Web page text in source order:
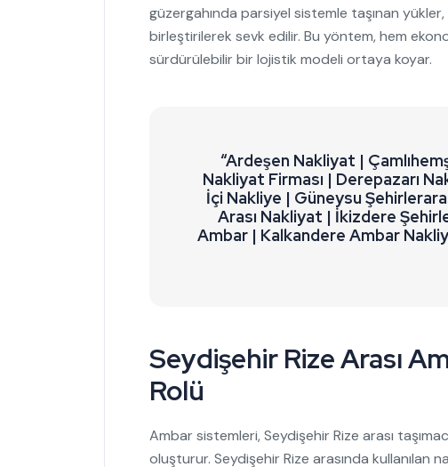
güzergahında parsiyel sistemle taşınan
birleştirilerek sevk edilir. Bu yöntem, hem
sürdürülebilir bir lojistik modeli ortaya koyar.
“Ardeşen Nakliyat |
Nakliyat Firması | Derepazarı
İçi Nakliye | Güneysu
Arası Nakliyat | İkizdere
Ambar | Kalkandere Ambar
Seydişehir Rize Arası
Rolü
Ambar sistemleri, Seydişehir Rize arası
oluşturur. Seydişehir Rize arasında kullanılan